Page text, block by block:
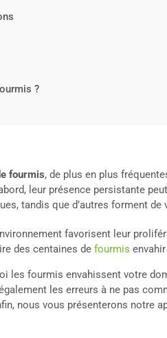
?
fourmis, de plus en plus
leur présence persistante
tandis que d’autres forment
favorisent leur
des centaines de fourmis
les fourmis envahissent votre
les erreurs à ne pas
nous vous présenterons notre